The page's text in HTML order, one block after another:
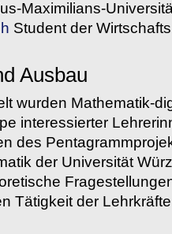
Maximilians-
Student der
Ausbau
wurden Mathematik-
interessierter
des
der Universität
Tätigkeit der